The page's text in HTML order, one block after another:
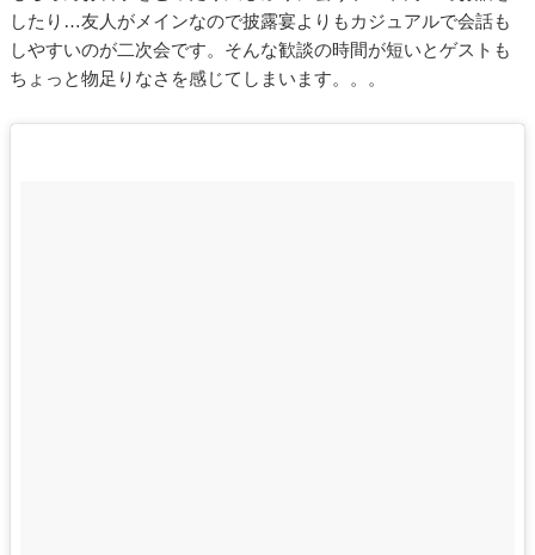
したり…友人がメインなので披露宴よりもカジュアルで会話も
しやすいのが二次会です。そんな歓談の時間が短いとゲストも
ちょっと物足りなさを感じてしまいます。。。